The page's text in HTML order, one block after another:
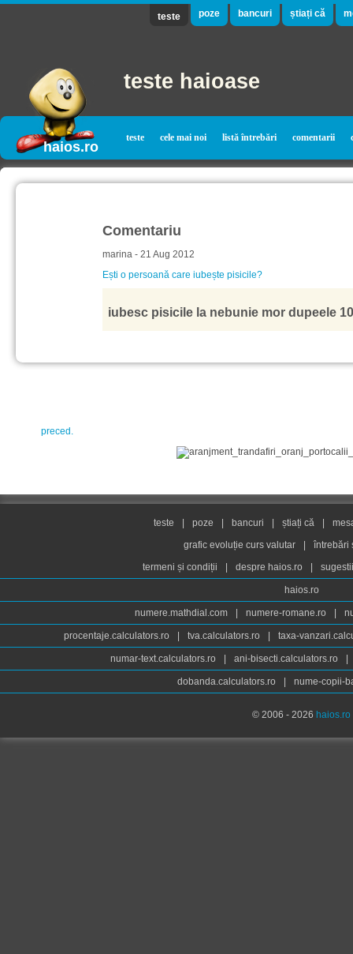
teste poze bancuri știați că
teste haioase
haios.ro
teste cele mai noi listă întrebări comentarii
Comentariu
marina - 21 Aug 2012
Ești o persoană care iubește pisicile?
iubesc pisicile la nebunie mor dupeele
preced.
teste poze bancuri știați că
grafic evoluție curs valutar
întrebări
termeni și condiții
despre haios.ro
haios.ro
numere.mathdial.com numere-romane.ro
procentaje.calculators.ro tva.calculators.ro taxa-
numar-text.calculators.ro ani-bisecti.calculators.ro
dobanda.calculators.ro nume-copii-
© 2006 - 2026 haios.ro